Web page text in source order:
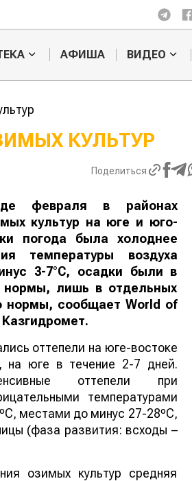
АФИША ВИДЕО
КУЛЬТУР
Поделиться
февраля в районах
культур на юге и юго-
погода была холоднее
температуры воздуха
3-7°С, осадки были в
лишь в отдельных
нормы, сообщает World of
оттепели на юге-востоке
на юге в течение 2-7 дней.
оттепели при
температурами
местами до минус 27-28ºС,
(фаза развития: всходы –
озимых культур средняя
Картофельные
войны: колорадского